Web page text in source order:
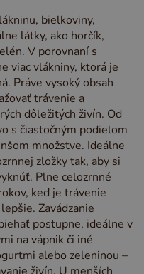
bielkoviny,
látky, ako horčík,
V porovnaní s
viac vlákniny, ktorá je
Práve vysoký obsah
trávenie a
dôležitých živín. Od
s čiastočným podielom
množstve. Ideálne
zložky tak, aby si
Plne celozrnné
keď je trávenie
Zavádzanie
postupne, ideálne v
na vápnik či iné
alebo zeleninou –